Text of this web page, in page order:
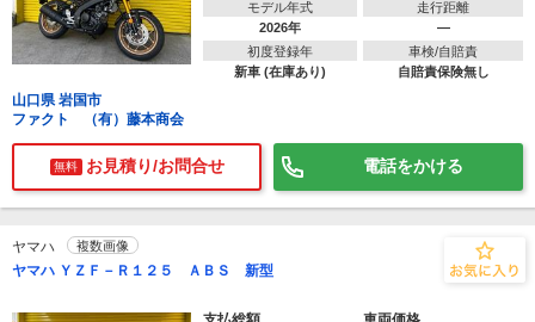
モデル年式
2026年
走行距離
―
初度登録年
新車 (在庫あり)
車検/自賠責
自賠責保険無し
山口県 岩国市
ファクト （有）藤本商会
無料 お見積り/お問合せ 電話をかける
ヤマハ 複数画像
ヤマハ ＹＺＦ－Ｒ１２５ ＡＢＳ 新型